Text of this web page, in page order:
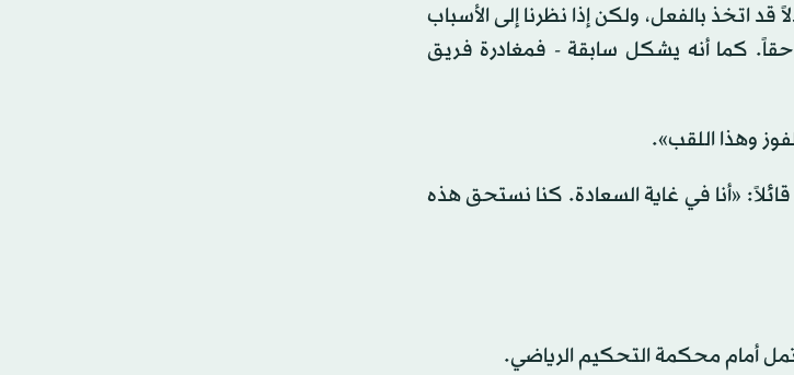
اتخذ بالفعل، ولكن إذا نظرنا إلى الأسباب
حقاً. كما أنه يشكل سابقة - فمغادرة ⁠فريق
وهذا اللقب».
«أنا في غاية السعادة. كنا نستحق هذه
أمام محكمة التحكيم الرياضي.